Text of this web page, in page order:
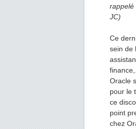
rappelé
JC)
Ce
sein de
Oracle
pour le
ce
point
chez